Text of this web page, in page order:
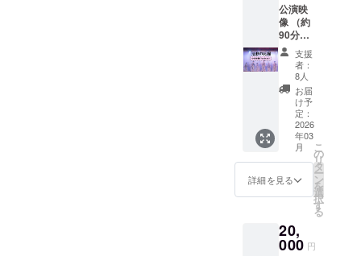
公演映
像 （約
90分収
録） ※
メール
にて
URL添
付。 ※
このリ
ターン
の公演
映像は
300,000
円のリ
ターン
と同じ
なりま
す。
支援
者：
8人
お届
け予
定：
2026
年03
月
詳細を見る
こ
の
リ
タ
ー
ン
を
選
択
す
る
20,
000 円